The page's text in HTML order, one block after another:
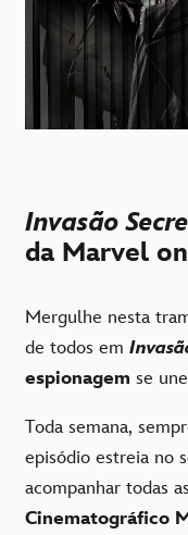
Invasão
da Marvel
Mergulhe nesta
de todos em
espionagem se
Toda semana,
episódio estreia no
acompanhar todas
Cinematográfico